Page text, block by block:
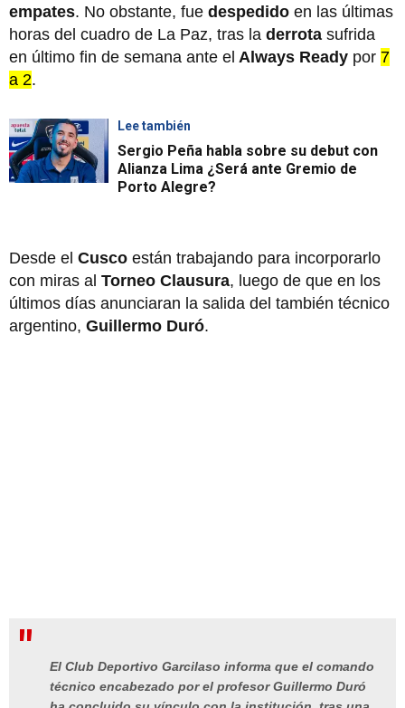
empates. No obstante, fue despedido en las últimas
horas del cuadro de La Paz, tras la derrota sufrida
en último fin de semana ante el Always Ready por 7
a 2.
Lee también
Sergio Peña habla sobre su debut con
Alianza Lima ¿Será ante Gremio de
Porto Alegre?
Desde el Cusco están trabajando para incorporarlo
con miras al Torneo Clausura, luego de que en los
últimos días anunciaran la salida del también técnico
argentino, Guillermo Duró.
El Club Deportivo Garcilaso informa que el comando
técnico encabezado por el profesor Guillermo Duró